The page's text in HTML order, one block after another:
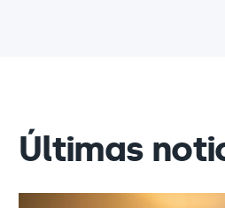
Últimas